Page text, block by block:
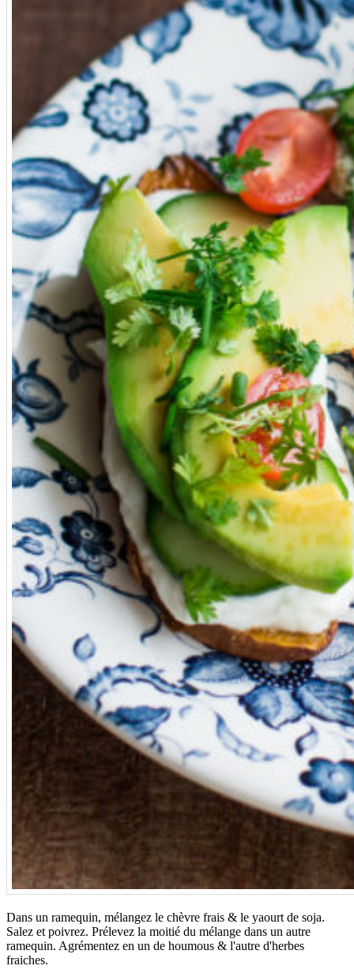
Dans un ramequin, mélangez le chèvre frais & le yaourt de soja.
Salez et poivrez. Prélevez la moitié du mélange dans un autre
ramequin. Agrémentez en un de houmous & l'autre d'herbes
fraiches.